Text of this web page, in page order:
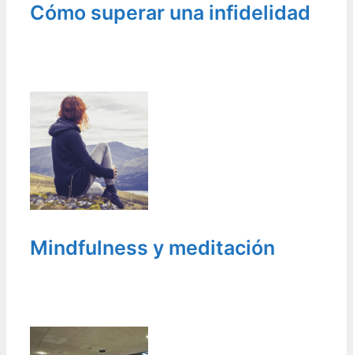
Cómo superar una infidelidad
Mindfulness y meditación